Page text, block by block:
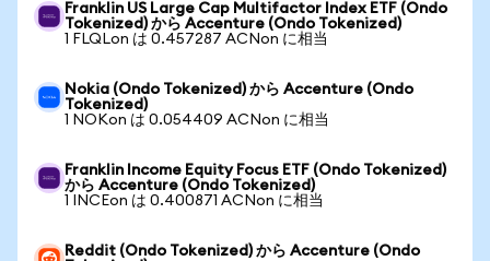
Franklin US Large Cap Multifactor Index ETF (Ondo
Tokenized) から Accenture (Ondo Tokenized)
1 FLQLon は 0.457287 ACNon に相当
Nokia (Ondo Tokenized) から Accenture (Ondo
Tokenized)
1 NOKon は 0.054409 ACNon に相当
Franklin Income Equity Focus ETF (Ondo Tokenized)
から Accenture (Ondo Tokenized)
1 INCEon は 0.400871 ACNon に相当
Reddit (Ondo Tokenized) から Accenture (Ondo